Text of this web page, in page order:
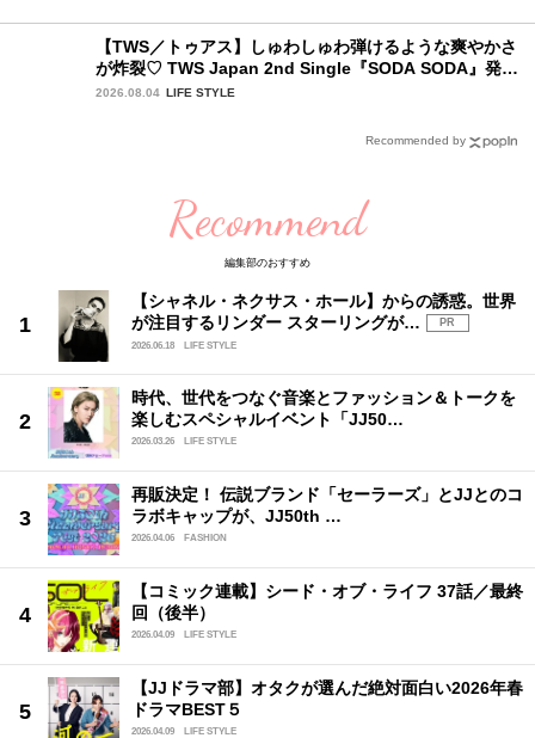
【TWS／トゥアス】しゅわしゅわ弾けるような爽やかさ
が炸裂♡ TWS Japan 2nd Single『SODA SODA』発売
記念SPECIAL SHOWCASEを詳細レポ
2026.08.04 LIFE STYLE
Recommended by
Recommend
編集部のおすすめ
【シャネル・ネクサス・ホール】からの誘惑。世界
が注目するリンダー スターリングが…
PR
2026.06.18
LIFE STYLE
時代、世代をつなぐ音楽とファッション＆トークを
楽しむスペシャルイベント「JJ50…
2026.03.26 LIFE STYLE
再販決定！ 伝説ブランド「セーラーズ」とJJとのコ
ラボキャップが、JJ50th …
2026.04.06 FASHION
【コミック連載】シード・オブ・ライフ 37話／最終
回（後半）
2026.04.09 LIFE STYLE
【JJドラマ部】オタクが選んだ絶対面白い2026年春
ドラマBEST５
2026.04.09 LIFE STYLE